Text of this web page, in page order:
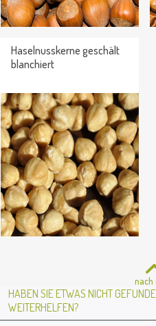
Haselnusskerne geschält
blanchiert
nach
HABEN SIE ETWAS NICHT
WEITERHELFEN?